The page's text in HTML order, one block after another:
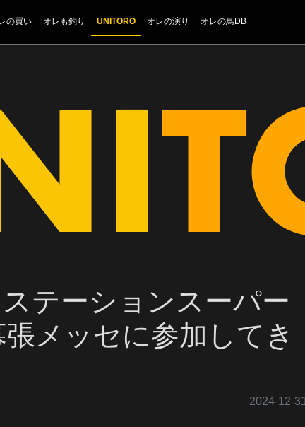
の買い オレも釣り UNITORO オレの演り オレの鳥DB
テーションスーパー
メッセに参加してき
2024-12-31